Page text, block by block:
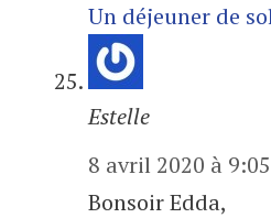
Un déjeuner de
Estelle
8 avril 2020 à
Bonsoir Edda,